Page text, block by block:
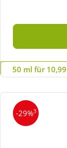
50 ml für
-29%3